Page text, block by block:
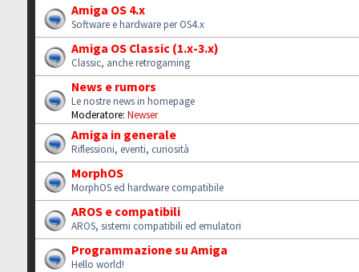
Amiga OS 4.x
Software e hardware per OS4.x
Amiga OS Classic (1.x-3.x)
Classic, anche retrogaming
News e rumors
Le nostre news in homepage
Moderatore: Newser
Amiga in generale
Riflessioni, eventi, curiosità
MorphOS
MorphOS ed hardware compatibile
AROS e compatibili
AROS, sistemi compatibili ed emulatori
Programmazione su Amiga
Hello world!